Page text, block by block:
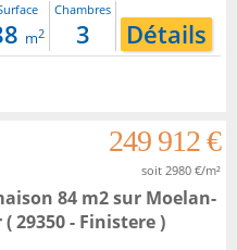
m2
Chambres
3 Détails
249 912 €
soit 2980 €/m²
84 m2sur Moelan-
( 29350 - Finistere )